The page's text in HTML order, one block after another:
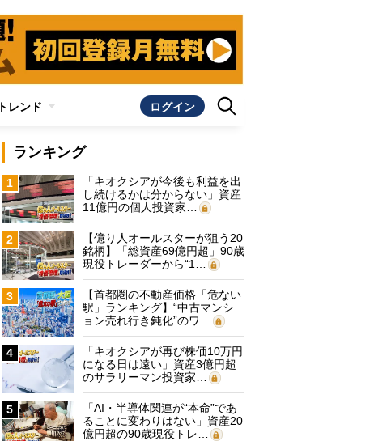
トレンド ログイン
ランキング
1
「キオクシアが今後も利益を出
し続けるかは分からない」資産
11億円の個人投資家…
2
【億り人オールスターが狙う20
銘柄】「総資産69億円超」90歳
現役トレーダーから“1…
3
【首都圏の不動産価格「危ない
駅」ランキング】“中古マンシ
ョン売れ行き鈍化”のワ…
4
「キオクシアが再び株価10万円
になる日は遠い」資産3億円超
のサラリーマン投資家…
5
「AI・半導体関連が“本命”であ
ることに変わりはない」資産20
億円超の90歳現役トレ…